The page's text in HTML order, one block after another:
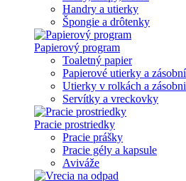
Handry a utierky
Špongie a drôtenky
Papierový program
Toaletný papier
Papierové utierky a
Utierky v rolkách a
Servítky a vreckovky
Pracie prostriedky
Pracie prášky
Pracie gély a kapsule
Aviváže